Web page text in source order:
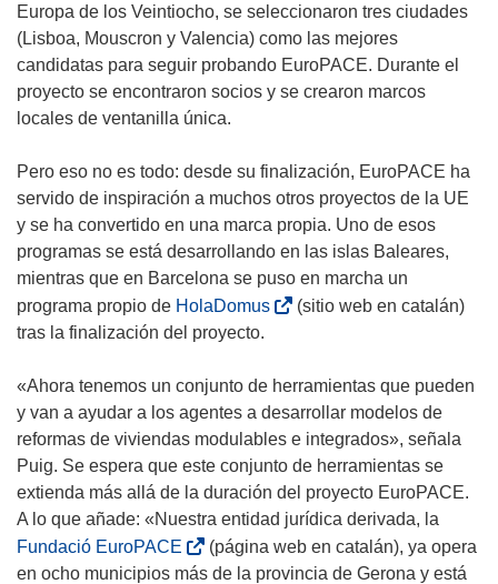
Europa de los Veintiocho, se seleccionaron tres ciudades
(Lisboa, Mouscron y Valencia) como las mejores
candidatas para seguir probando EuroPACE. Durante el
proyecto se encontraron socios y se crearon marcos
locales de ventanilla única.
Pero eso no es todo: desde su finalización, EuroPACE ha
servido de inspiración a muchos otros proyectos de la UE
y se ha convertido en una marca propia. Uno de esos
programas se está desarrollando en las islas Baleares,
mientras que en Barcelona se puso en marcha un
programa propio de HolaDomus(
a
b
r
i
r
á
e
n
(sitio web en catalán)
tras la finalización del proyecto.
«Ahora tenemos un conjunto de herramientas que pueden
y van a ayudar a los agentes a desarrollar modelos de
reformas de viviendas modulables e integrados», señala
Puig. Se espera que este conjunto de herramientas se
extienda más allá de la duración del proyecto EuroPACE.
A lo que añade: «Nuestra entidad jurídica derivada, la
Fundació EuroPACE
s
(página web en catalán), ya opera
en ocho municipios más de la provincia de Gerona y está